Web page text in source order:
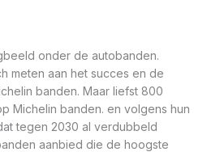
onder de autobanden.
meten aan het succes en de
banden. Maar liefst 800
Michelin banden. en volgens hun
tegen 2030 al verdubbeld
aanbied die de hoogste